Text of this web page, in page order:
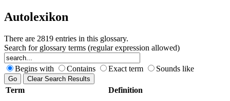
Autolexikon
There are 2819 entries in this glossary.
Search for glossary terms (regular expression allowed)
Begins with Contains Exact term Sounds like
Term Definition